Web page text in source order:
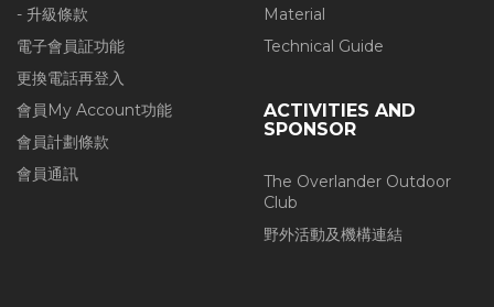
- 升級條款
電子會員証功能
更換電話再登入
會員My Account功能
會員計劃條款
會員通訊
Material
Technical Guide
ACTIVITIES AND
SPONSOR
The Overlander Outdoor
Club
野外活動及機構連結